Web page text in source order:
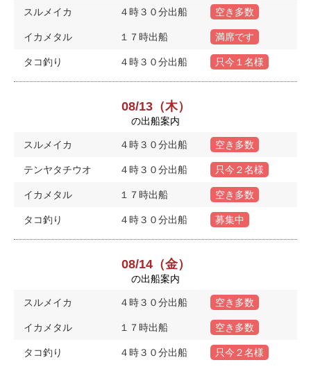
スルメイカ ４時３０分出船 空き多数
イカメタル １７時出船 満席です
タコ釣り ４時３０分出船 只今１名様
08/13（木）
の出船案内
スルメイカ ４時３０分出船 空き多数
テンヤタチウオ ４時３０分出船 只今２名様
イカメタル １７時出船 空き多数
タコ釣り ４時３０分出船 募集中
08/14（金）
の出船案内
スルメイカ ４時３０分出船 空き多数
イカメタル １７時出船 空き多数
タコ釣り ４時３０分出船 只今２名様